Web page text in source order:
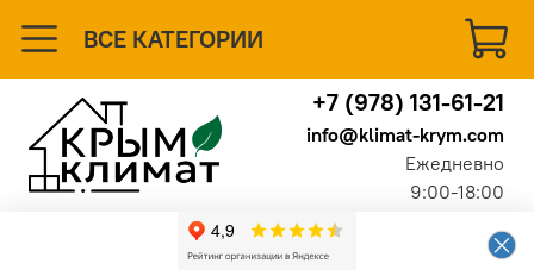
ВСЕ КАТЕГОРИИ
+7 (978) 131-61-21
info@klimat-krym.com
Ежедневно
9:00-18:00